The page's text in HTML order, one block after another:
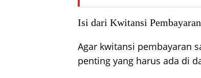
Isi dari Kwitansi Pembayaran
Agar kwitansi pembayaran
penting yang harus ada di